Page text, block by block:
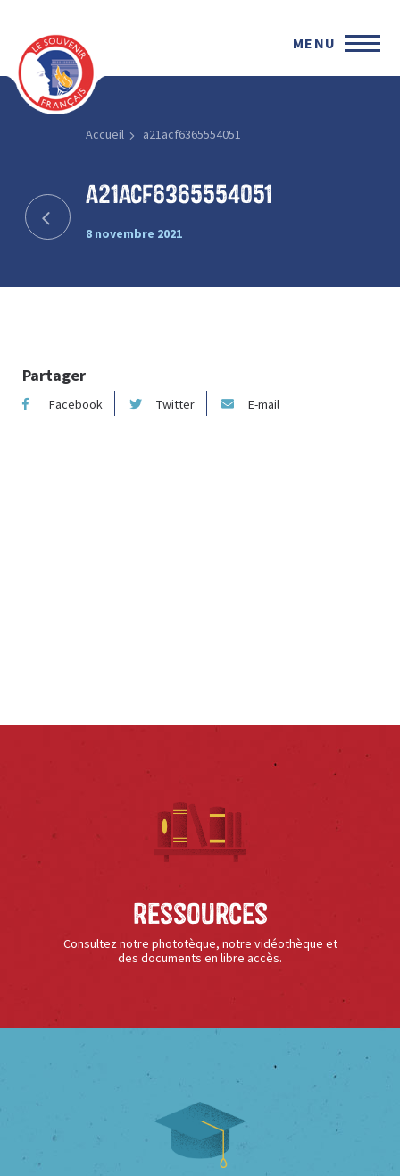
MENU
Accueil a21acf6365554051
a21acf6365554051
8 novembre 2021
Partager
Facebook Twitter E-mail
Ressources
Consultez notre phototèque, notre vidéothèque et
des documents en libre accès.